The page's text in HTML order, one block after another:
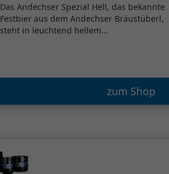
Das Andechser Spezial Hell, das bekannte
Festbier aus dem Andechser Bräustüberl,
steht in leuchtend hellem...
zum Shop